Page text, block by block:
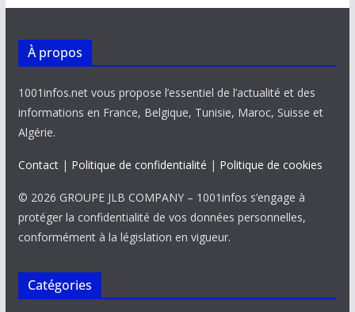
À propos
1001infos.net vous propose l’essentiel de l’actualité et des
informations en France, Belgique, Tunisie, Maroc, Suisse et
Algérie.
Contact| Politique de confidentialité | Politique de cookies
© 2026 GROUPE JLB COMPANY – 1001infos s’engage à
protéger la confidentialité de vos données personnelles,
conformément à la législation en vigueur.
Catégories